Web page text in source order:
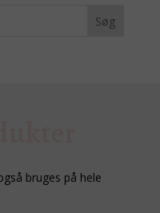
bruges på hele